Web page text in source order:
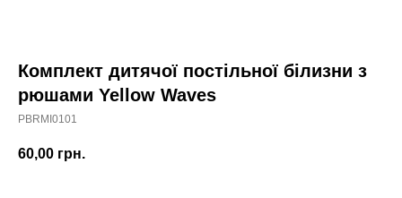
Комплект дитячої постільної білизни з
рюшами Yellow Waves
PBRMI0101
60,00 грн.